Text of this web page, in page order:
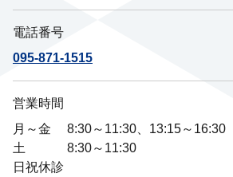
電話番号
095-871-1515
営業時間
月～金 8:30～11:30、13:15～16:30
土 8:30～11:30
日祝休診